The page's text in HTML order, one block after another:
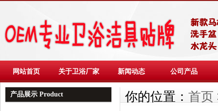
网站首页 关于卫浴厂家 新闻动态 公司产品
产品展示 Product 你的位置： 首页